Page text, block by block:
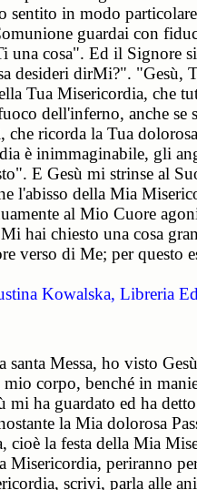
sentito in modo
guardai con
una cosa". Ed il Signore
desideri dirMi?". "Gesù,
Tua Misericordia, che
dell'inferno, anche se
che ricorda la Tua
è inimmaginabile, gli
E Gesù mi strinse al
l'abisso della Mia
al Mio Cuore
hai chiesto una cosa
verso di Me; per questo
Kowalska, Libreria
santa Messa, ho visto
mio corpo, benché in
mi ha guardato ed ha
la Mia dolorosa
cioè la festa della Mia
Misericordia, periranno
scrivi, parla alle